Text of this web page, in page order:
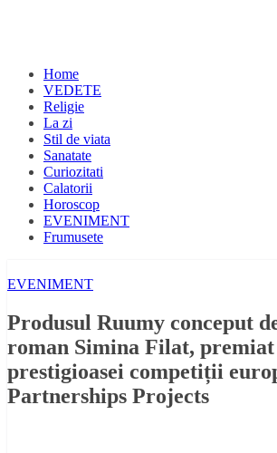
Home
VEDETE
Religie
La zi
Stil de viata
Sanatate
Curiozitati
Calatorii
Horoscop
EVENIMENT
Frumusete
EVENIMENT
Produsul Ruumy conceput
roman Simina Filat,
prestigioasei competiții
Partnerships Projects